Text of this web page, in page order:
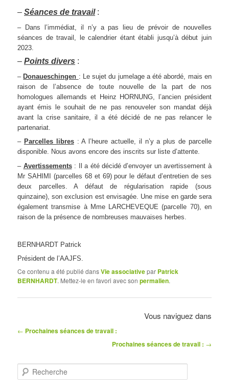
–Séances de travail:
– Dans l’immédiat, il n’y a pas lieu de prévoir de nouvelles
séances de travail, le calendrier étant établi jusqu’à début juin
2023.
–Points divers :
– Donaueschingen : Le sujet du jumelage a été abordé, mais en
raison de l’absence de toute nouvelle de la part de nos
homologues allemands et Heinz HORNUNG, l’ancien président
ayant émis le souhait de ne pas renouveler son mandat déjà
avant la crise sanitaire, il a été décidé de ne pas relancer le
partenariat.
– Parcelles libres: A l’heure actuelle, il n’y a plus de parcelle
disponible. Nous avons encore des inscrits sur liste d’attente.
– Avertissements: Il a été décidé d’envoyer un avertissement à
Mr SAHIMI (parcelles 68 et 69) pour le défaut d’entretien de ses
deux parcelles. A défaut de régularisation rapide (sous
quinzaine), son exclusion est envisagée. Une mise en garde sera
également transmise à Mme LARCHEVEQUE (parcelle 70), en
raison de la présence de nombreuses mauvaises herbes.
BERNHARDT Patrick
Président de l’AAJFS.
Ce contenu a été publié dansVie associativepar Patrick
BERNHARDT. Mettez-le en favori avec sonpermalien.
Vous naviguez dans
Navigation
← Prochaines séances de travail :
Prochaines séances de travail : →
c